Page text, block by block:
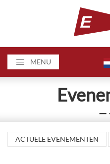
MENU
—
ACTUELE EVENEMENTEN